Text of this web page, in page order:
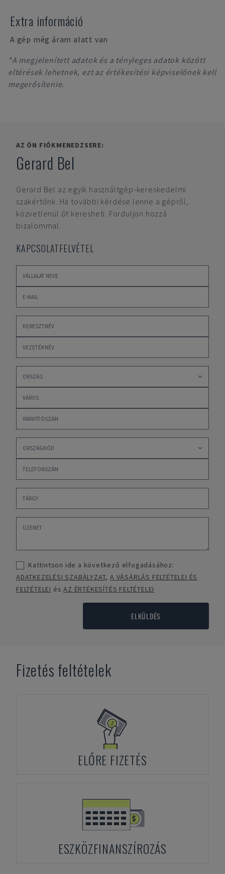
Extra információ
A gép még áram alatt van
*A megjelenített adatok és a tényleges adatok között
eltérések lehetnek, ezt az értékesítési képviselőnek kell
megerősítenie.
AZ ÖN FIÓKMENEDZSERE:
Gerard Bel
Gerard Bel az egyik használtgép-kereskedelmi
szakértőnk. Ha további kérdése lenne a gépről,
közvetlenül őt keresheti. Forduljon hozzá
bizalommal.
KAPCSOLATFELVÉTEL
Kattintson ide a következő elfogadásához:
ADATKEZELÉSI SZABÁLYZAT,A VÁSÁRLÁS FELTÉTELEI ÉS
FELTÉTELEI ésAZ ÉRTÉKESÍTÉS FELTÉTELEI
ELKÜLDÉS
Fizetés feltételek
ELŐRE FIZETÉS
ESZKÖZFINANSZÍROZÁS